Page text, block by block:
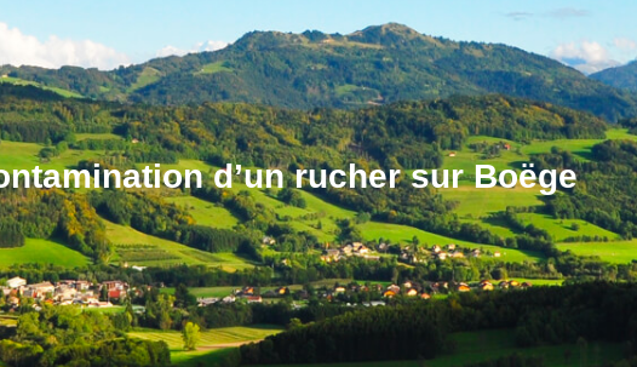
d’un rucher sur Boëge